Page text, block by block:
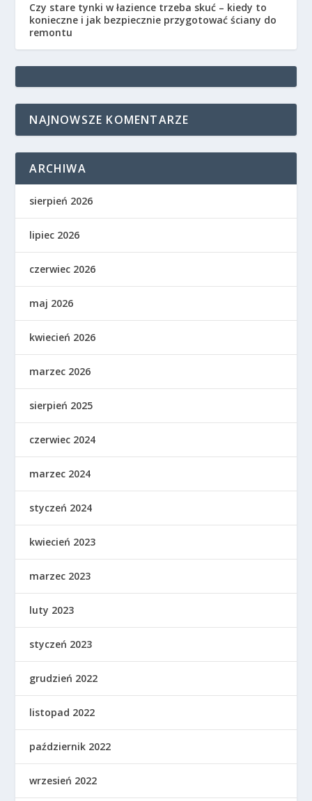
Czy stare tynki w łazience trzeba skuć – kiedy to
konieczne i jak bezpiecznie przygotować ściany do
remontu
NAJNOWSZE KOMENTARZE
ARCHIWA
sierpień 2026
lipiec 2026
czerwiec 2026
maj 2026
kwiecień 2026
marzec 2026
sierpień 2025
czerwiec 2024
marzec 2024
styczeń 2024
kwiecień 2023
marzec 2023
luty 2023
styczeń 2023
grudzień 2022
listopad 2022
październik 2022
wrzesień 2022